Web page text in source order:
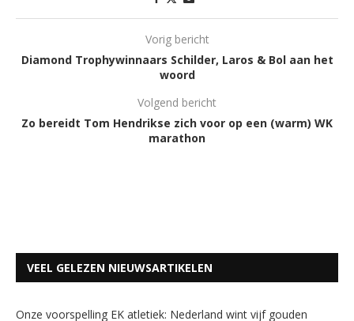
Vorig bericht
Diamond Trophywinnaars Schilder, Laros & Bol aan het
woord
Volgend bericht
Zo bereidt Tom Hendrikse zich voor op een (warm) WK
marathon
VEEL GELEZEN NIEUWSARTIKELEN
Onze voorspelling EK atletiek: Nederland wint vijf gouden